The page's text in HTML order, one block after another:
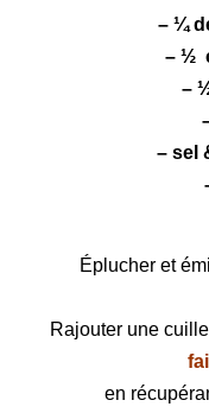
– ¼
– ½
–
– sel
Éplucher et
Rajouter une
en